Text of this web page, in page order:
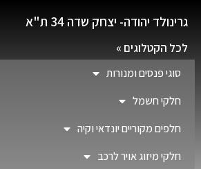
גרינולד יהודה- יצחק שדה 34 ת"א
לכל הקטלוגים »
סוגי פנסים ומנורות
חלקי חשמל
חלפים מקוריים יונדאי וקיה
חלקי מיזוג אויר לרכב